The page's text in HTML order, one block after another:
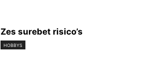
Zes surebet risico’s
HOBBYS